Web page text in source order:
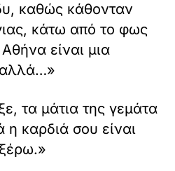
καθώς κάθονταν
κάτω από το φως
είναι μια
αλλά…»
τα μάτια της γεμάτα
καρδιά σου είναι